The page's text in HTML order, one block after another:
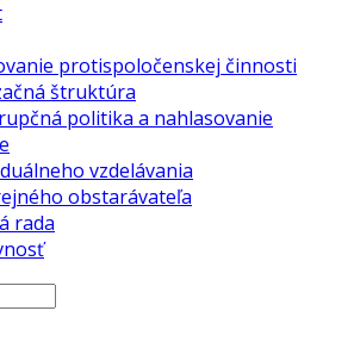
protispoločenskej činnosti
štruktúra
politika a nahlasovanie
vzdelávania
obstarávateľa
rada